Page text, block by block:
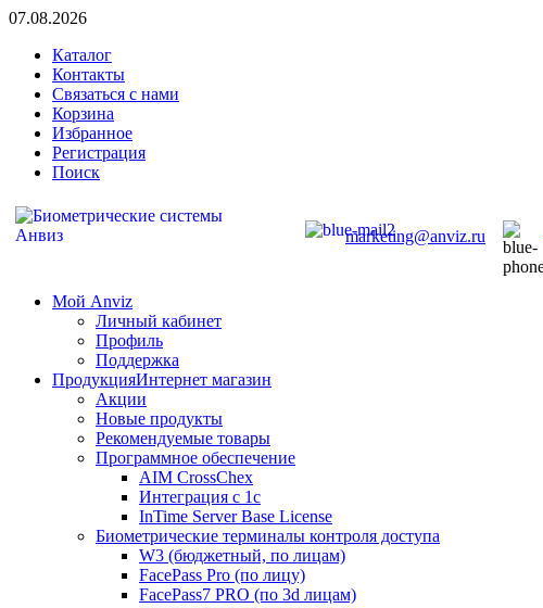
07.08.2026
Каталог
Контакты
Связаться с нами
Корзина
Избранное
Регистрация
Поиск
marketing@anviz.ru
Мой Anviz
Личный кабинет
Профиль
Поддержка
ПродукцияИнтернет магазин
Акции
Новые продукты
Рекомендуемые товары
Программное обеспечение
AIM CrossChex
Интеграция с 1с
InTime Server Base License
Биометрические терминалы контроля доступа
W3 (бюджетный, по лицам)
FacePass Pro (по лицу)
FacePass7 PRO (по 3d лицам)